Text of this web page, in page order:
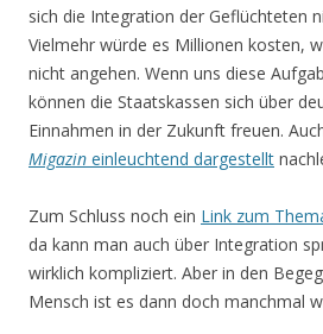
sich die Integration der Geflüchteten
Vielmehr würde es Millionen kosten,
nicht angehen. Wenn uns diese
können die Staatskassen sich über
Einnahmen in der Zukunft freuen.
Migazin einleuchtend dargestellt
Zum Schluss noch ein Link zum
da kann man auch über Integration
wirklich kompliziert. Aber in den
Mensch ist es dann doch manchmal